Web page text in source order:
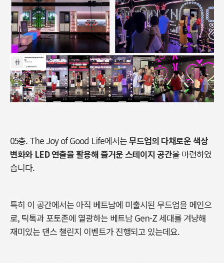
05층. The Joy of Good Life에서는무드업의 다채로운 색상
변화와 LED 연출을 활용해 즐거운 스테이지 공간을 마련하였
습니다.
특히 이 공간에서는 아직 베트남에 미출시된 무드업을 메인으
로, 틱톡과 포토존에 열광하는 베트남 Gen-Z 세대를 겨냥해
재미있는 댄스 챌린지 이벤트가 진행되고 있는데요.